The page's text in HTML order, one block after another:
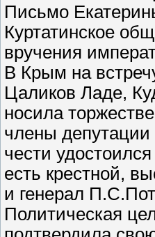
Письмо
Куртатинское
вручения
В Крым на
Цаликов Ладе,
носила
члены
чести
есть крестной,
и генерал
Политическая